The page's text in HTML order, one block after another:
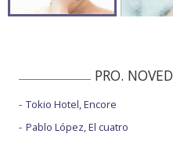
PRO.
Tokio Hotel, Encore
Pablo López, El cuatro